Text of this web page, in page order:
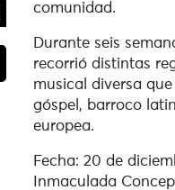
comunidad.
Durante seis
recorrió distintas
musical diversa
góspel, barroco
europea.
Fecha: 20 de
Inmaculada